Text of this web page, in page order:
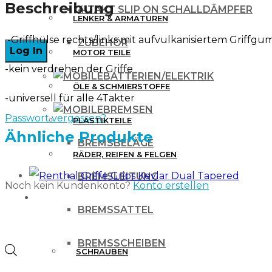
4 TAKT SLIP ON SCHALLDÄMPFER
ZUBEHÖR
BATTERIEN/ELEKTRIK
BREMSEN
BREMSBELÄGE
BREMSLEITUNG
BREMSSATTEL
BREMSSCHEIBEN
Passwort vergessen?
Noch kein Kundenkonto? Konto erstellen
Products
LENKER & ARMATUREN
MOTOR TEILE
ÖLE & SCHMIERSTOFFE
PLASTIKTEILE
RÄDER, REIFEN & FELGEN
SCHRAUBEN
4-
Takt
SCHWARZ
Menge
Beschreibung
-Griffhülse rechts/links mit aufvulkanisiertem
-kein verdrehen der Griffe
-universell für alle 4Takter
Ähnliche Produkte